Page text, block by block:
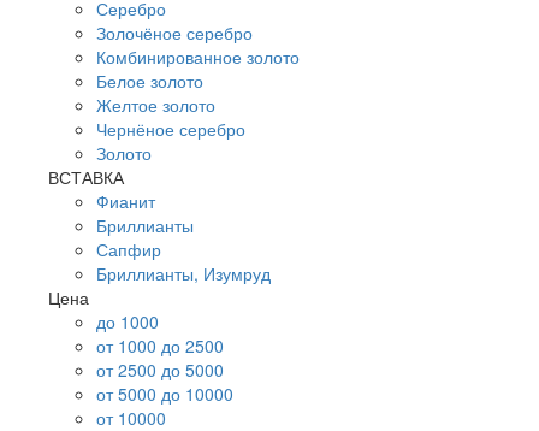
Серебро
Золочёное серебро
Комбинированное золото
Белое золото
Желтое золото
Чернёное серебро
Золото
ВСТАВКА
Фианит
Бриллианты
Сапфир
Бриллианты, Изумруд
Цена
до 1000
от 1000 до 2500
от 2500 до 5000
от 5000 до 10000
от 10000